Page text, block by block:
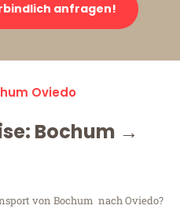
anfragen!
Oviedo
Bochum →
von Bochum nach Oviedo?